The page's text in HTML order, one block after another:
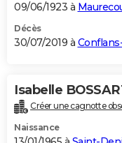
09/06/1923 à
Décès
30/07/2019 à
Isabelle
Créer une cagnotte
Naissance